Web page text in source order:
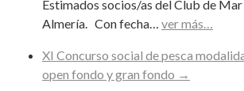
Estimados socios/as del Club de Mar
Almería. Con fecha… ver más…
XI Concurso social de pesca
open fondo y gran fondo →